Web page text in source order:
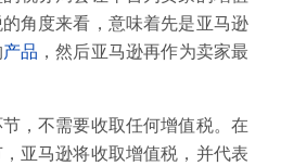
角度来看，意味着先是亚马逊
产品 ，然后亚马逊再作为卖家最
，不需要收取任何增值税。在
亚马逊将收取增值税，并代表